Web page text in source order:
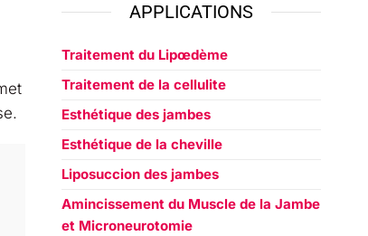
APPLICATIONS
Traitement du Lipœdème
Traitement de la cellulite
Esthétique des jambes
Esthétique de la cheville
Liposuccion des jambes
Amincissement du Muscle de la Jambe
et Microneurotomie